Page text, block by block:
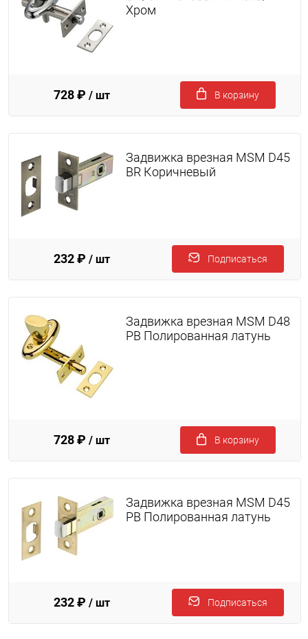
Хром
728 ₽ / шт В корзину
Задвижка врезная MSM D45
BR Коричневый
232 ₽ / шт Подписаться
Задвижка врезная MSM D48
PB Полированная латунь
728 ₽ / шт В корзину
Задвижка врезная MSM D45
PB Полированная латунь
232 ₽ / шт Подписаться